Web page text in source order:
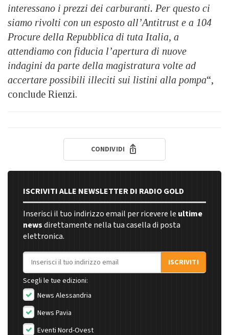
interessano i prezzi dei carburanti. Per questo ci
siamo rivolti con un esposto all’Antitrust e a 104
Procure della Repubblica di tuta Italia, a
attendiamo con fiducia l’apertura di nuove
indagini da parte della magistratura volte ad
accertare possibili illeciti sui listini alla pompa“,
conclude Rienzi.
CONDIVIDI
ISCRIVITI ALLE NEWSLETTER DI RADIO GOLD
Inserisci il tuo indirizzo email per ricevere le ultime
newsdirettamente nella tua casella di posta
elettronica.
Indirizzo email
ISCRIVITI
Scegli le tue edizioni:
News Alessandria
News Pavia
Eventi Nord-Ovest